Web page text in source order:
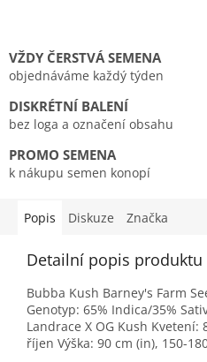
VŽDY ČERSTVÁ SEMENA
objednáváme každý týden
DISKRÉTNÍ BALENÍ
bez loga a označení obsahu
PROMO SEMENA
k nákupu semen konopí
Popis Diskuze Značka
Detailní popis produktu
Bubba Kush Barney's Farm
Genotyp: 65% Indica/35%
Landrace X OG Kush
říjen Výška: 90 cm (in), 150-